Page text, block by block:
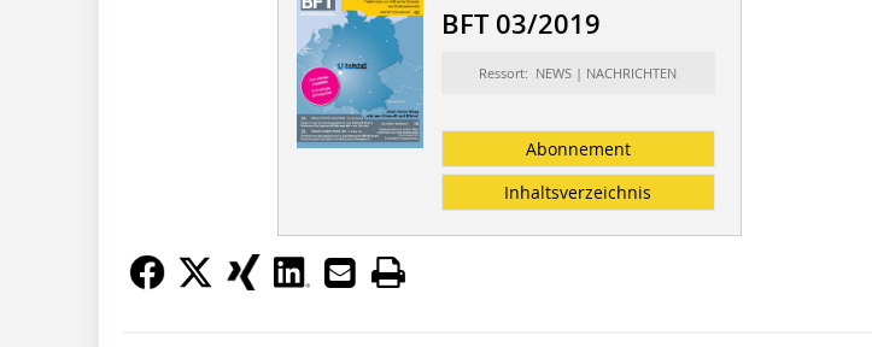
BFT 03/2019
Ressort: NEWS | NACHRICHTEN
Abonnement
Inhaltsverzeichnis